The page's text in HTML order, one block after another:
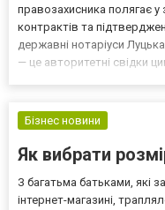
правозахисника полягає у
контрактів та
державні нотаріуси
— це авторитетні свідки
Бізнес новини
Як вибрати
З багатьма батьками, які
інтернет-магазині,